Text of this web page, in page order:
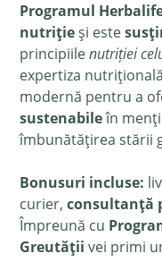
Programul
nutrițieși este
principiilenutriției
expertiza
modernă pentru a
sustenabileîn
îmbunătățirea stării
Bonusuri incluse:
curier,consultanță
Împreună cu
Greutății vei primi